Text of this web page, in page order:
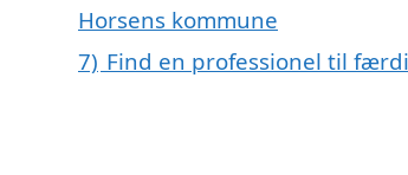
Horsens kommune
7) Find en professionel til